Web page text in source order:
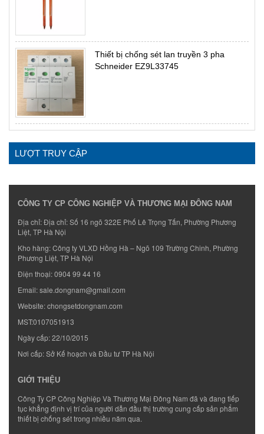
Thiết bị chống sét lan truyền 3 pha
Schneider EZ9L33745
LƯỢT TRUY CẬP
CÔNG TY CP CÔNG NGHIỆP VÀ THƯƠNG MẠI ĐÔNG NAM
Địa chỉ: Địa chỉ: Số 16 ngõ 322E Phố Lê Trọng Tấn, Phường Phương
Liệt, TP Hà Nội
Kho hàng: Công ty VLXD Hồng Hà – Ngõ 109 Trường Chinh, Phường
Phương Liệt, TP Hà Nội
Điện thoại:0904 99 44 16
Email:sale.dongnam@gmail.com
Website:chongsetdongnam.com
MST:0107051913
Ngày cấp: 22/10/2015
Nơi cấp: Sở Kế hoạch và Đầu tư TP Hà Nội
GIỚI THIỆU
Công Ty CP Công Nghiệp Và Thương Mại Đông Nam đã và đang tiếp
tục khẳng định vị trí của người dẫn đầu thị trường cung cấp sản phẩm
thiết bị chống sét trong nhiều năm qua.